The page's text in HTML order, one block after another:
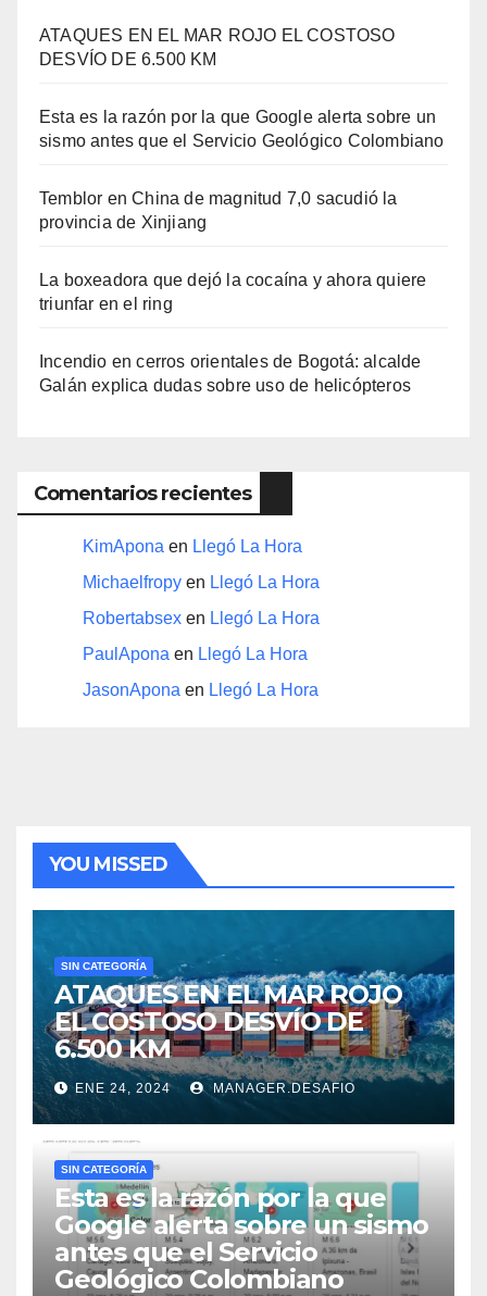
ATAQUES EN EL MAR ROJO EL COSTOSO
DESVÍO DE 6.500 KM
Esta es la razón por la que Google alerta sobre un
sismo antes que el Servicio Geológico Colombiano
Temblor en China de magnitud 7,0 sacudió la
provincia de Xinjiang
La boxeadora que dejó la cocaína y ahora quiere
triunfar en el ring​
Incendio en cerros orientales de Bogotá: alcalde
Galán explica dudas sobre uso de helicópteros
Comentarios recientes
KimApona en Llegó La Hora
Michaelfropy en Llegó La Hora
Robertabsex en Llegó La Hora
PaulApona en Llegó La Hora
JasonApona en Llegó La Hora
YOU MISSED
SIN CATEGORÍA
ATAQUES EN EL MAR ROJO
EL COSTOSO DESVÍO DE
6.500 KM
ENE 24, 2024 MANAGER.DESAFIO
SIN CATEGORÍA
Esta es la razón por la que
Google alerta sobre un sismo
antes que el Servicio
Geológico Colombiano